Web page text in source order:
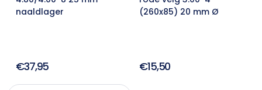
naaldlager
€37,95
(260x85) 20 mm Ø
€15,50